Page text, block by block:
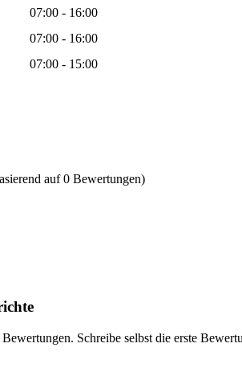
07:00 - 16:00
07:00 - 16:00
07:00 - 15:00
auf 0 Bewertungen)
Schreibe selbst die erste